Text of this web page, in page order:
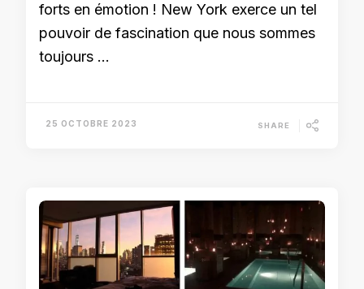
forts en émotion ! New York exerce un tel
pouvoir de fascination que nous sommes
toujours …
25 OCTOBRE 2023 SHARE